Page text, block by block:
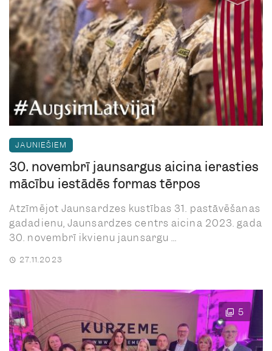
JAUNIEŠIEM
30. novembrī jaunsargus aicina ierasties
mācību iestādēs formas tērpos
Atzīmējot Jaunsardzes kustības 31. pastāvēšanas
gadadienu, Jaunsardzes centrs aicina 2023. gada
30. novembrī ikvienu jaunsargu ...
27.11.2023
5